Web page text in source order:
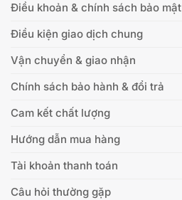
Điều khoản & chính sách bảo mật
Điều kiện giao dịch chung
Vận chuyển & giao nhận
Chính sách bảo hành & đổi trả
Cam kết chất lượng
Hướng dẫn mua hàng
Tài khoản thanh toán
Câu hỏi thường gặp